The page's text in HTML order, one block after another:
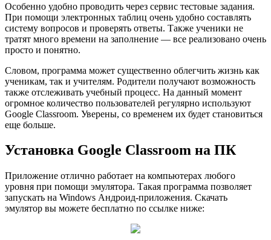
Особенно удобно проводить через сервис тестовые задания.
При помощи электронных таблиц очень удобно составлять
систему вопросов и проверять ответы. Также ученики не
тратят много времени на заполнение — все реализовано очень
просто и понятно.
Словом, программа может существенно облегчить жизнь как
ученикам, так и учителям. Родители получают возможность
также отслеживать учебный процесс. На данный момент
огромное количество пользователей регулярно используют
Google Classroom. Уверены, со временем их будет становиться
еще больше.
Установка Google Classroom на ПК
Приложение отлично работает на компьютерах любого
уровня при помощи эмулятора. Такая программа позволяет
запускать на Windows Андроид-приложения. Скачать
эмулятор вы можете бесплатно по ссылке ниже: